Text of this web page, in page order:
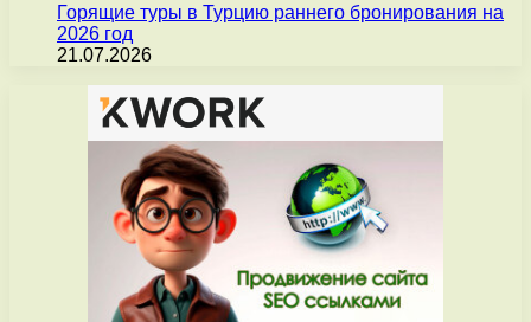
Горящие туры в Турцию раннего бронирования на
2026 год
21.07.2026